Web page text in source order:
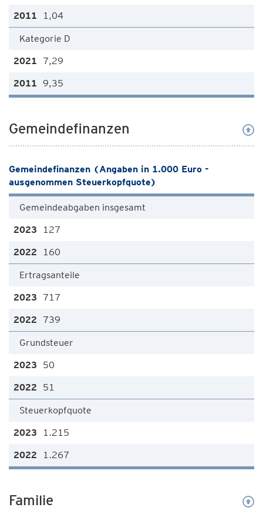
1,04
Kategorie D
7,29
9,35
Gemeindefinanzen
Gemeindefinanzen (Angaben in 1.000 Euro -
ausgenommen Steuerkopfquote)
Gemeindeabgaben insgesamt
127
160
Ertragsanteile
717
739
Grundsteuer
50
51
Steuerkopfquote
1.215
1.267
Familie